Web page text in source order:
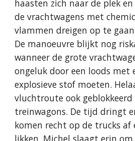
haasten zich naar de plek
de vrachtwagens met
vlammen dreigen op te
De manoeuvre blijkt nog
wanneer de grote
ongeluk door een loods met
explosieve stof moeten.
vluchtroute ook geblokkeerd
treinwagons. De tijd dringt
komen recht op de trucks af
likken. Michel slaagt erin